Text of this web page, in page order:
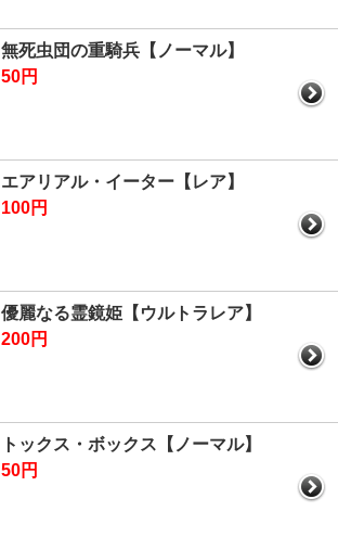
無死虫団の重騎兵【ノーマル】
50円
エアリアル・イーター【レア】
100円
優麗なる霊鏡姫【ウルトラレア】
200円
トックス・ボックス【ノーマル】
50円